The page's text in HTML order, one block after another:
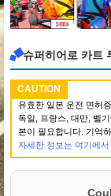
슈퍼히어로 카트
CAUTION
유효한 일본 운전 면허
독일, 프랑스, 대만, 벨
본이 필요합니다. 기억
자세한 정보는 여기에서